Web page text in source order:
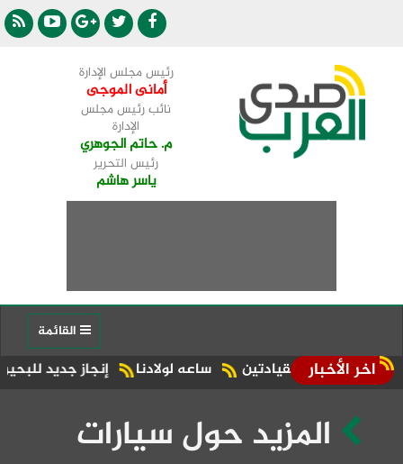
رئيس مجلس الإدارة
أمانى الموجى
نائب رئيس مجلس
الإدارة
م. حاتم الجوهري
رئيس التحرير
ياسر هاشم
اخر الأخبار إنجاز جديد للبحيرة.. شبراخيت وبدر ضمن أفضل 10 وحدات محلية على ساعه لولادنا القيادتين
المزيد حول سيارات